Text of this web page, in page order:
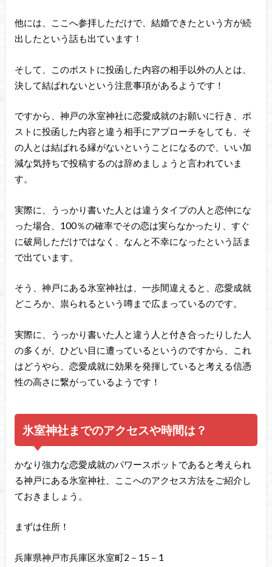
他には、ここへ参拝しただけで、結婚できたという方が続
出したという話も出ています！
そして、このポストに投函した内容の相手以外の人とは、
決して結ばれないという注意事項があるようです！
ですから、神戸の氷室神社に恋愛成就のお願いに行き、ポ
ストに投函した内容と違う相手にアプローチをしても、そ
の人とは結ばれる縁がないということになるので、いい加
減な気持ちで投稿するのは辞めましょうと言われていま
す。
実際に、うっかり書いた人とは違うタイプの人と恋仲にな
った場合、100％の確率でその恋は実らなかったり、すぐ
に破局しただけではなく、なんと不幸になったという話ま
で出ています。
そう、神戸にある氷室神社は、一歩間違えると、恋愛成就
どころか、祟られるという噂まで広まっているのです。
実際に、うっかり書いた人と違う人と付き合ったりした人
の多くが、ひどい目に遭っているというのですから、これ
はどうやら、恋愛成就に効果を発揮していると考える信憑
性の高さに繋がっているようです！
氷室神社までのアクセスや時間は？
かなり強力な恋愛成就のパワースポットであると考えられ
る神戸にある氷室神社、ここへのアクセス方法をご紹介し
ておきましょう。
まずは住所！
兵庫県神戸市兵庫区氷室町2－15－1